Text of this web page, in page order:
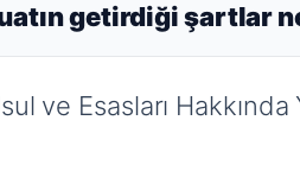
getirdiği şartlar
ve Esasları